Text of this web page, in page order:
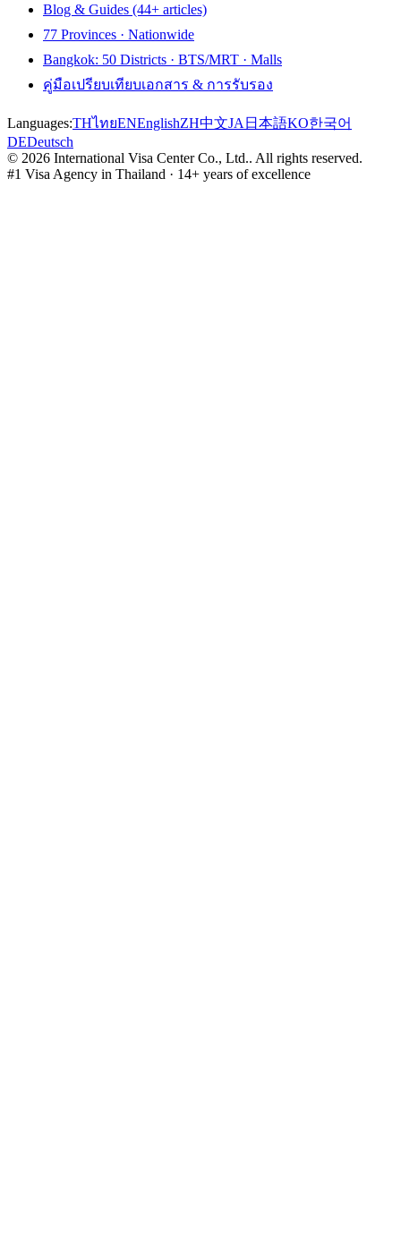
Blog & Guides (44+ articles)
77 Provinces · Nationwide
Bangkok: 50 Districts · BTS/MRT · Malls
คู่มือเปรียบเทียบเอกสาร & การรับรอง
Languages:THไทยENEnglishZH中文JA 日本語KO한국어
DEDeutsch
© 2026 International Visa Center Co., Ltd.. All rights reserved.
#1 Visa Agency in Thailand · 14+ years of excellence